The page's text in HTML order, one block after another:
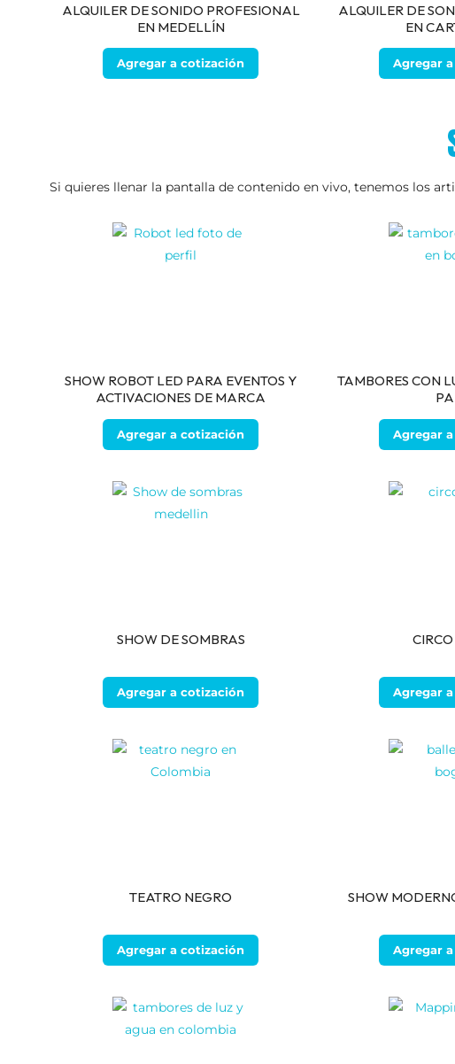
ALQUILER DE SONIDO PROFESIONAL
EN MEDELLÍN
Agregar a cotización
ALQUILER DE
EN
Agregar
Si quieres llenar la pantalla de contenido en vivo, tenemos los
SHOW ROBOT LED PARA EVENTOS Y
ACTIVACIONES DE MARCA
Agregar a cotización
TAMBORES CON
Agregar
SHOW DE SOMBRAS
Agregar a cotización Agregar
TEATRO NEGRO
Agregar a cotización
SHOW
Agregar